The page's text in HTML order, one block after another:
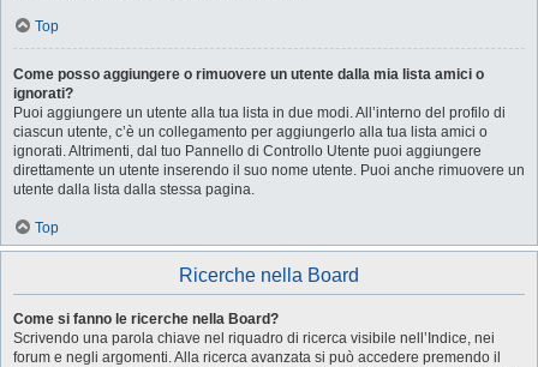
Top
Come posso aggiungere o rimuovere un utente dalla mia lista amici o
ignorati?
Puoi aggiungere un utente alla tua lista in due modi. All’interno del profilo di
ciascun utente, c’è un collegamento per aggiungerlo alla tua lista amici o
ignorati. Altrimenti, dal tuo Pannello di Controllo Utente puoi aggiungere
direttamente un utente inserendo il suo nome utente. Puoi anche rimuovere un
utente dalla lista dalla stessa pagina.
Top
Ricerche nella Board
Come si fanno le ricerche nella Board?
Scrivendo una parola chiave nel riquadro di ricerca visibile nell’Indice, nei
forum e negli argomenti. Alla ricerca avanzata si può accedere premendo il